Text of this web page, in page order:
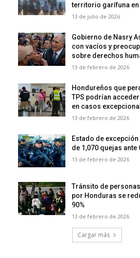
territorio garífuna en
13 de julio de 2026
Gobierno de Nasry
con vacíos y
sobre derechos
13 de febrero de 2026
Hondureños que
TPS podrían
en casos
13 de febrero de 2026
Estado de
de 1,070 quejas ante
13 de febrero de 2026
Tránsito de
por Honduras se
90%
13 de febrero de 2026
Cargar más